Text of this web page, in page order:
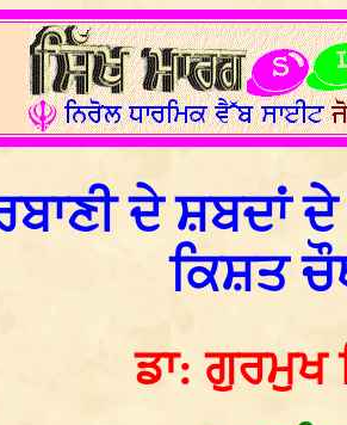
ਦੇ ਸ਼ਬਦਾਂ
ਕਿਸ਼ਤ
ਡਾ: ਗੁਰਮੁਖ